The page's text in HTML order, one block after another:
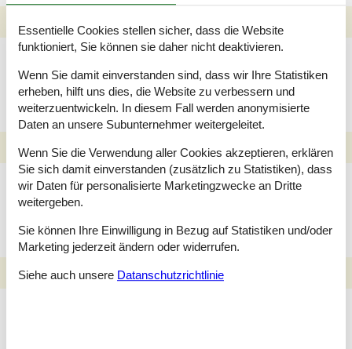
Familien Ferienhäuser
Egense mit Pool
Angler Ferienhäuser
Gatten
Essentielle Cookies stellen sicher, dass die Website
funktioniert, Sie können sie daher nicht deaktivieren.
Wenn Sie damit einverstanden sind, dass wir Ihre Statistiken
erheben, hilft uns dies, die Website zu verbessern und
weiterzuentwickeln. In diesem Fall werden anonymisierte
Daten an unsere Subunternehmer weitergeleitet.
Wenn Sie die Verwendung aller Cookies akzeptieren, erklären
Sie sich damit einverstanden (zusätzlich zu Statistiken), dass
wir Daten für personalisierte Marketingzwecke an Dritte
weitergeben.
Sie können Ihre Einwilligung in Bezug auf Statistiken und/oder
Marketing jederzeit ändern oder widerrufen.
Siehe auch unsere Datanschutzrichtlinie